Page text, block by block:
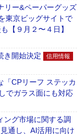
リー&ペーパーグッズ
東京ビッグサイトで
【９月２〜４日】
開始決定 信用情報
CPリーフ ステッカ
でガラス面にも対応
グ市場に関する調
通し、AI活用に向け